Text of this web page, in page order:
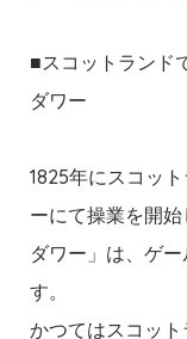
■スコットランド
ダワー
1825年にスコッ
ーにて操業を開
ダワー」は、ゲ
す。
かつてはスコッ